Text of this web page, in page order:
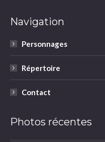
Navigation
Personnages
Répertoire
Contact
Photos récentes